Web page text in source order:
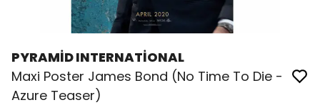
PYRAMİD INTERNATİONAL
Maxi Poster James Bond (No Time To Die -
Azure Teaser)